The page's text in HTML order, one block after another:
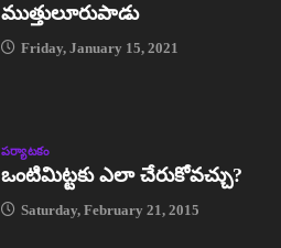
ముత్తులూరుపాడు
Friday, January 15, 2021
పర్యాటకం
ఒంటిమిట్టకు ఎలా చేరుకోవచ్చు?
Saturday, February 21, 2015